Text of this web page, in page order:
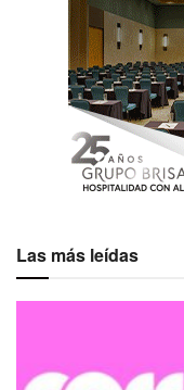
Todos los paquetes
Las más leídas